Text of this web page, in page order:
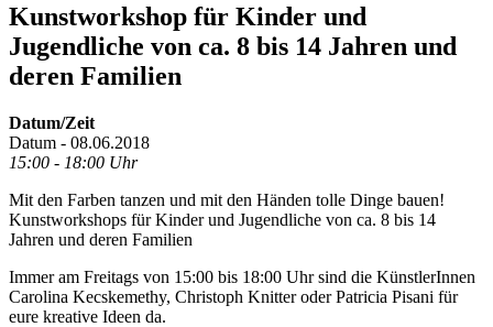
Kunstworkshop für Kinder und
Jugendliche von ca. 8 bis 14 Jahren und
deren Familien
Datum/Zeit
Datum - 08.06.2018
15:00 - 18:00 Uhr
Mit den Farben tanzen und mit den Händen tolle Dinge bauen!
Kunstworkshops für Kinder und Jugendliche von ca. 8 bis 14
Jahren und deren Familien
Immer am Freitags von 15:00 bis 18:00 Uhr sind die KünstlerInnen
Carolina Kecskemethy, Christoph Knitter oder Patricia Pisani für
eure kreative Ideen da.